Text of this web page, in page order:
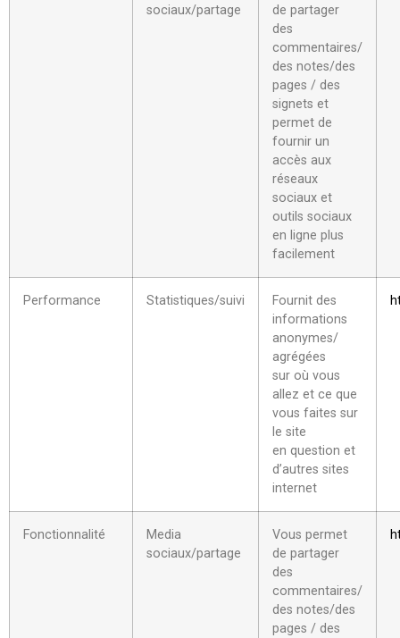
sociaux/partage
de partager
des
commentaires/
des notes/des
pages / des
signets et
permet de
fournir un
accès aux
réseaux
sociaux et
outils sociaux
en ligne plus
facilement
Performance Statistiques/suivi
Fournit des
informations
anonymes/
agrégées
sur où vous
allez et ce que
vous faites sur
le site
en question et
d’autres sites
internet
Fonctionnalité
Media
sociaux/partage
Vous permet
de partager
des
commentaires/
des notes/des
pages / des